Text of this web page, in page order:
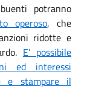
potranno
operoso, che
ridotte e
E’ possibile
ed interessi
e stampare il